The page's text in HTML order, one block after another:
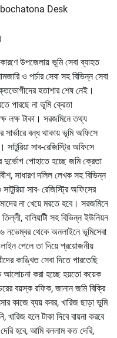
Desk
কারণে উপজেলায় ভূমি সেবা ব্যাহত
ও পর্চার সেবা সহ বিভিন্ন সেবা
হতাশার শেষ নেই।
পারছে না ভূমি ক্রেতা
লক্ষ টাকা। সরজমিনে তথ্য
বন্ধ থাকায় ভূমি অফিসে
সাব-রেজিস্ট্রি অফিসে
দুর্ভোগ পোহাতে হচ্ছে জমি ক্রেতা
সাধারণ দলিল লেখক সহ বিভিন্ন
সাব- রেজিস্ট্রি অফিসের
না খেয়ে মরতে হবে। সরজমিনে
বালিয়াটী সহ বিভিন্ন ইউনিয়ন
নভেম্বর থেকে অনলাইনে ভূমিসেবা
লাইন পেলে তা দিয়ে প্রয়োজনীয়
কাঙ্খিত সেবা দিতে পারতেছি
আলোচনা করা হচ্ছে হয়তো কয়েক
বয়স্ক রফিক, জানান জমি বিক্রি
কাজে ব্যয় কবর, খারিজ ছাড়া ভূমি
হলে টাকা দিবে বায়না করবে
হবে, আমি বললাম কত দেরি,